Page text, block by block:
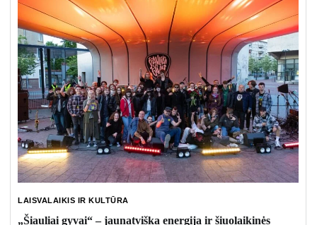
LAISVALAIKIS IR KULTŪRA
„Šiauliai gyvai“ – jaunatviška energija ir šiuolaikinės